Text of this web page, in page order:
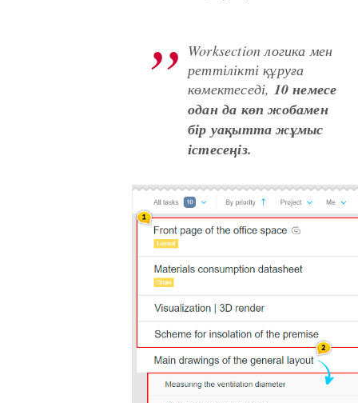
Work­sec­tion логика мен
реттілікті құруға
көмектеседі, 10 немесе
одан да көп жобамен
бір уақытта жұмыс
істесеңіз.